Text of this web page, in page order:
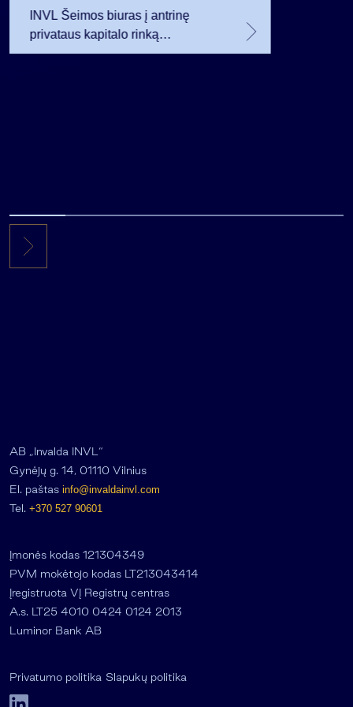
INVL Šeimos biuras į antrinę
privataus kapitalo rinką
investuojantį fondą pritraukė 17,4
AB „Invalda INVL“
Gynėjų g. 14, 01110 Vilnius
El. paštas info@invaldainvl.com
Tel. +370 527 90601
Įmonės kodas 121304349
PVM mokėtojo kodas LT213043414
Įregistruota VĮ Registrų centras
A.s. LT25 4010 0424 0124 2013
Luminor Bank AB
Privatumo politika Slapukų politika